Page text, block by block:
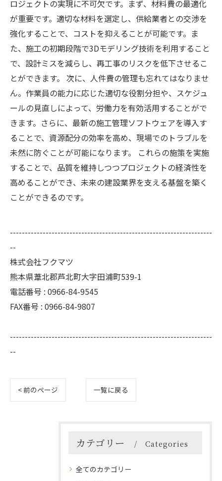
ロジェクトの実現に不可欠です。まず、材料費の最適化
が重要です。適切な材料を選定し、供給業者との交渉を
強化することで、コストを抑えることが可能です。ま
た、施工の初期段階で3Dモデリング技術を利用すること
で、設計ミスを減らし、再工事のリスクを低下させるこ
とができます。 次に、人件費の管理も忘れてはなりませ
ん。作業員の能力に応じた適切な役割分担や、スケジュ
ールの見直しによって、労働力を有効活用することがで
きます。さらに、最新の施工管理ソフトウェアを導入す
ることで、資源配分の効率を高め、現場でのトラブルを
未然に防ぐことが可能になります。 これらの施策を実施
することで、品質を維持しつつプロジェクトの経済性を
高めることができ、未来の建設業界を支える基盤を築く
ことができるのです。
--------------------------------------------------------------------
--
株式会社フクマツ
熊本県葦北郡芦北町大字田浦町539-1
電話番号 : 0966-84-9545
FAX番号 : 0966-84-9807
--------------------------------------------------------------------
--
< 前のページ 一覧に戻る
カテゴリー Categories
全てのカテゴリー